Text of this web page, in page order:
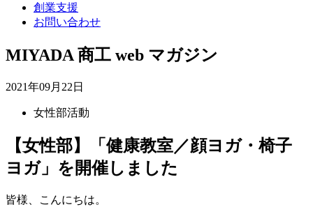
創業支援
お問い合わせ
MIYADA 商工 web マガジン
2021年09月22日
女性部活動
【女性部】「健康教室／顔ヨガ・椅子
ヨガ」を開催しました
皆様、こんにちは。